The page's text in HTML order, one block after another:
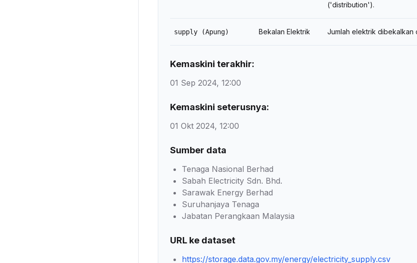
('distribution').
supply (Apung) Bekalan Elektrik Jumlah elektrik dibekalkan
Kemaskini terakhir:
01 Sep 2024, 12:00
Kemaskini seterusnya:
01 Okt 2024, 12:00
Sumber data
Tenaga Nasional Berhad
Sabah Electricity Sdn. Bhd.
Sarawak Energy Berhad
Suruhanjaya Tenaga
Jabatan Perangkaan Malaysia
URL ke dataset
https://storage.data.gov.my/energy/electricity_supply.csv